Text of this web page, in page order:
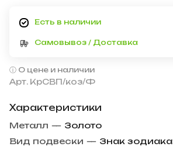
Арт. КрСВП/коз/Ф
Характеристики
Металл — Золото
Вид подвески — Знак зодиака
Есть в наличии
Самовывоз / Доставка
О цене и наличии